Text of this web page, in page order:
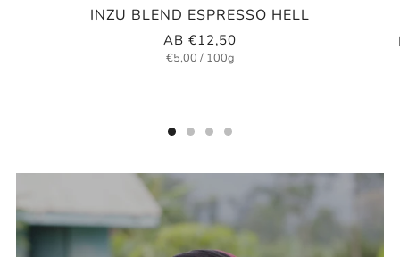
INZU BLEND ESPRESSO HELL
AB €12,50
Einzelpreis
€5,00 / pro
100g